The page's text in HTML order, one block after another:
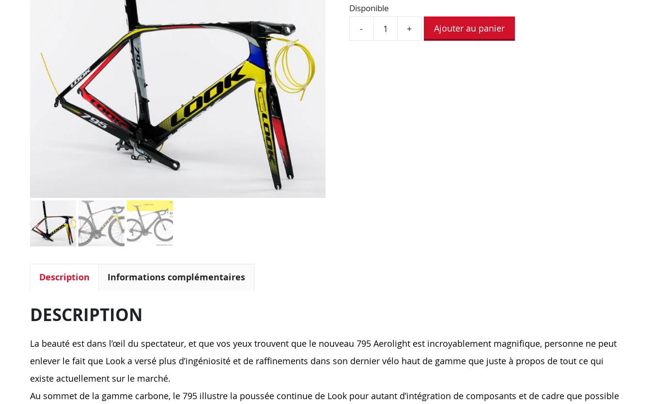
Disponible
- + Ajouter au panier
Description Informations complémentaires
DESCRIPTION
La beauté est dans l’œil du spectateur, et que vos yeux trouvent que le nouveau 795 Aerolight est incroyablement magnifique, personne ne peut
enlever le fait que Look a versé plus d’ingéniosité et de raffinements dans son dernier vélo haut de gamme que juste à propos de tout ce qui
existe actuellement sur le marché.
Au sommet de la gamme carbone, le 795 illustre la poussée continue de Look pour autant d’intégration de composants et de cadre que possible